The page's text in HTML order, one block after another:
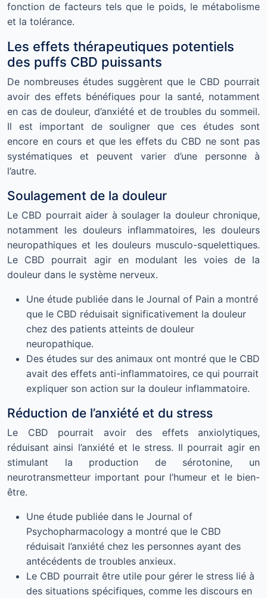
fonction de facteurs tels que le poids, le métabolisme
et la tolérance.
Les effets thérapeutiques potentiels
des puffs CBD puissants
De nombreuses études suggèrent que le CBD pourrait
avoir des effets bénéfiques pour la santé, notamment
en cas de douleur, d’anxiété et de troubles du sommeil.
Il est important de souligner que ces études sont
encore en cours et que les effets du CBD ne sont pas
systématiques et peuvent varier d’une personne à
l’autre.
Soulagement de la douleur
Le CBD pourrait aider à soulager la douleur chronique,
notamment les douleurs inflammatoires, les douleurs
neuropathiques et les douleurs musculo-squelettiques.
Le CBD pourrait agir en modulant les voies de la
douleur dans le système nerveux.
Une étude publiée dans le Journal of Pain a montré
que le CBD réduisait significativement la douleur
chez des patients atteints de douleur
neuropathique.
Des études sur des animaux ont montré que le CBD
avait des effets anti-inflammatoires, ce qui pourrait
expliquer son action sur la douleur inflammatoire.
Réduction de l’anxiété et du stress
Le CBD pourrait avoir des effets anxiolytiques,
réduisant ainsi l’anxiété et le stress. Il pourrait agir en
stimulant la production de sérotonine, un
neurotransmetteur important pour l’humeur et le bien-
être.
Une étude publiée dans le Journal of
Psychopharmacology a montré que le CBD
réduisait l’anxiété chez les personnes ayant des
antécédents de troubles anxieux.
Le CBD pourrait être utile pour gérer le stress lié à
des situations spécifiques, comme les discours en